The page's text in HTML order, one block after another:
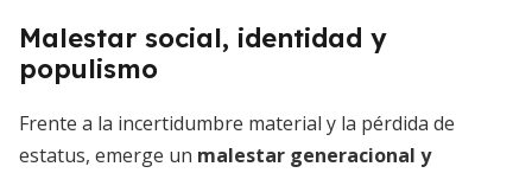
Malestar social, identidad y
populismo
Frente a la incertidumbre material y la pérdida de
estatus, emerge un malestar generacional y